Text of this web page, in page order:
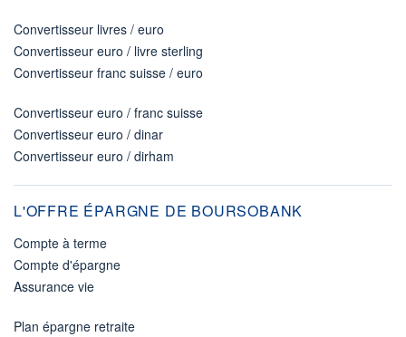
Convertisseur livres / euro
Convertisseur euro / livre sterling
Convertisseur franc suisse / euro
Convertisseur euro / franc suisse
Convertisseur euro / dinar
Convertisseur euro / dirham
L'OFFRE ÉPARGNE DE BOURSOBANK
Compte à terme
Compte d'épargne
Assurance vie
Plan épargne retraite